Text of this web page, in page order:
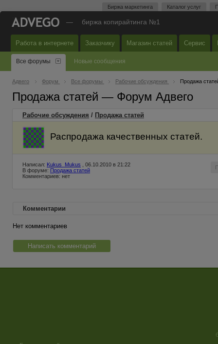
Биржа маркетинга Каталог услуг
— биржа копирайтинга №1
Работа в интернете Заказчику Магазин статей Сервис
Все форумы Новые сообщения
Адвего Форум Все форумы Рабочие обсуждения Продажа
Продажа статей — Форум Адвего
Рабочие обсуждения / Продажа статей
Распродажа качественных статей.
Написал: Kukus_Mukus , 06.10.2010 в 21:22
В форуме: Продажа статей
Комментариев: нет
Комментарии
Нет комментариев
Написать комментарий